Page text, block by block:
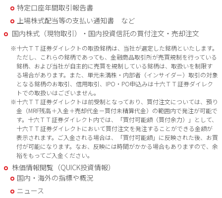
特定口座年間取引報告書
上場株式配当等の支払い通知書 など
国内株式（現物取引）・国内投資信託の買付注文・売却注文
※十六ＴＴ証券ダイレクトの取扱銘柄は、当社が選定した銘柄といたします。
ただし、これらの銘柄であっても、金融商品取引所が売買規制を行っている
銘柄、および当社が自主的に売買を規制している銘柄は、取扱いを制限す
る場合があります。また、単元未満株・内部者（インサイダー）取引の対象
となる銘柄のお取引、信用取引、IPO・PO申込みは十六ＴＴ証券ダイレク
トでの取扱いはございません。
※十六ＴＴ証券ダイレクトは前受制となっており、買付注文については、預り
金（MRF残高＋入金＋売却代金－買付未精算代金）の範囲内で発注が可能で
す。十六ＴＴ証券ダイレクト内では、「買付可能額（買付余力）」として、
十六ＴＴ証券ダイレクトにおいて買付注文を発注することができる金額が
表示されます。ご入金される場合は、「買付可能額」に反映された後、お買
付が可能になります。なお、反映には時間がかかる場合もありますので、余
裕をもってご入金ください。
株価情報閲覧（QUICK投資情報）
国内・海外の指標や概況
ニュース